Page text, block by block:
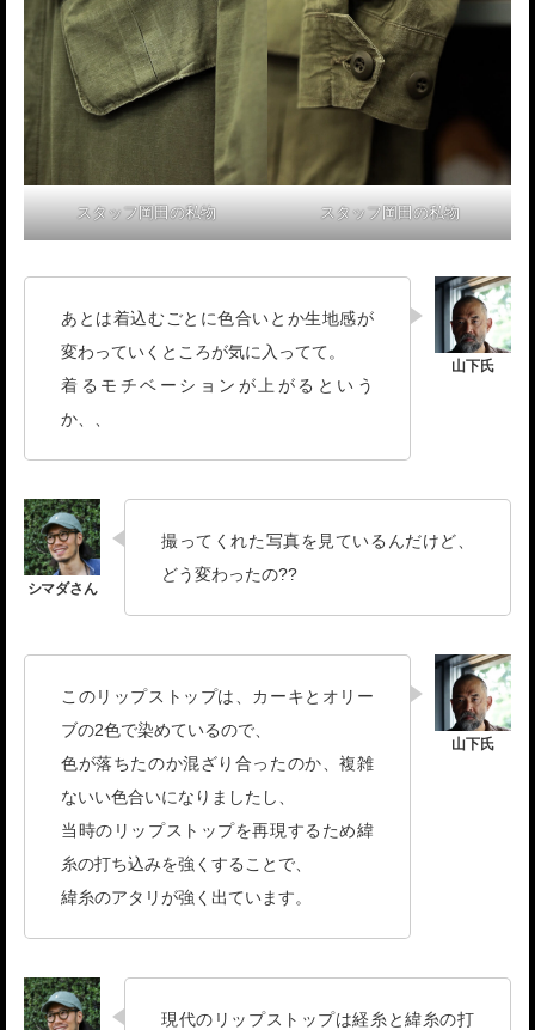
スタッフ岡田の私物 スタッフ岡田の私物
あとは着込むごとに色合いとか生地感が
変わっていくところが気に入ってて。
着るモチベーションが上がるという
か、、
撮ってくれた写真を見ているんだけど、
どう変わったの??
このリップストップは、カーキとオリー
ブの2色で染めているので、
色が落ちたのか混ざり合ったのか、複雑
ないい色合いになりましたし、
当時のリップストップを再現するため緯
糸の打ち込みを強くすることで、
緯糸のアタリが強く出ています。
現代のリップストップは経糸と緯糸の打